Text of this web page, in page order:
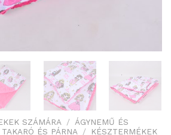
SZÁMÁRA / ÁGYNEMŰ ÉS
ÉS PÁRNA / KÉSZTERMÉKEK